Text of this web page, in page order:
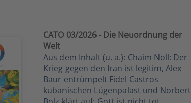
CATO 03/2026 - Die Neuordnung der
Welt
Aus dem Inhalt (u. a.): Chaim Noll: Der
Krieg gegen den Iran ist legitim, Alex
Baur entrümpelt Fidel Castros
kubanischen Lügenpalast und Norbert